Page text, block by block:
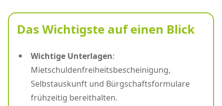
Das Wichtigste auf einen Blick
Wichtige Unterlagen:
Mietschuldenfreiheitsbescheinigung,
Selbstauskunft und Bürgschaftsformulare
frühzeitig bereithalten.